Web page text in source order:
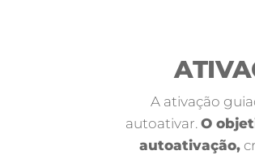
A ativação
autoativar.O
autoativação,